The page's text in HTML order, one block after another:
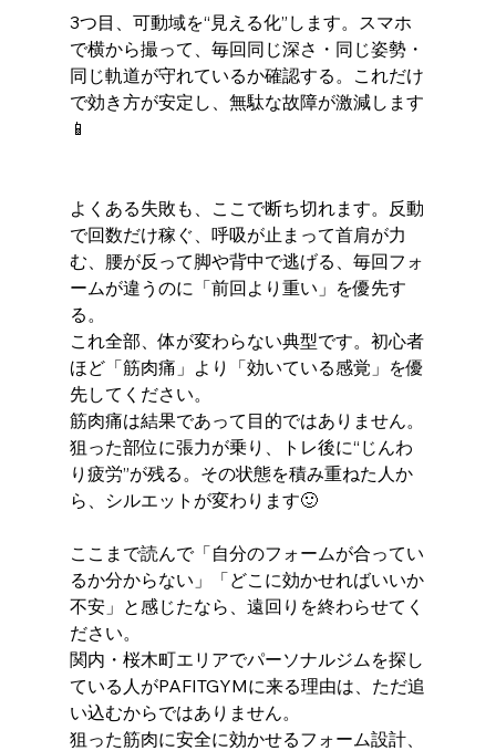
3つ目、可動域を“見える化”します。スマホ
で横から撮って、毎回同じ深さ・同じ姿勢・
同じ軌道が守れているか確認する。これだけ
で効き方が安定し、無駄な故障が激減します
📱
よくある失敗も、ここで断ち切れます。反動
で回数だけ稼ぐ、呼吸が止まって首肩が力
む、腰が反って脚や背中で逃げる、毎回フォ
ームが違うのに「前回より重い」を優先す
る。
これ全部、体が変わらない典型です。初心者
ほど「筋肉痛」より「効いている感覚」を優
先してください。
筋肉痛は結果であって目的ではありません。
狙った部位に張力が乗り、トレ後に“じんわ
り疲労”が残る。その状態を積み重ねた人か
ら、シルエットが変わります🙂
ここまで読んで「自分のフォームが合ってい
るか分からない」「どこに効かせればいいか
不安」と感じたなら、遠回りを終わらせてく
ださい。
関内・桜木町エリアでパーソナルジムを探し
ている人がPAFITGYMに来る理由は、ただ追
い込むからではありません。
狙った筋肉に安全に効かせるフォーム設計、